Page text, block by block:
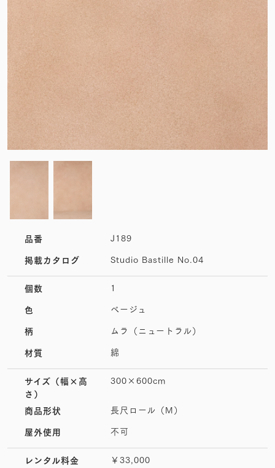
品番 J189
掲載カタログ Studio Bastille No.04
個数 1
色 ベージュ
柄 ムラ（ニュートラル）
材質 綿
サイズ （幅×高
さ）
300×600cm
商品形状 長尺ロール（M）
屋外使用 不可
レンタル料金 ￥33,000